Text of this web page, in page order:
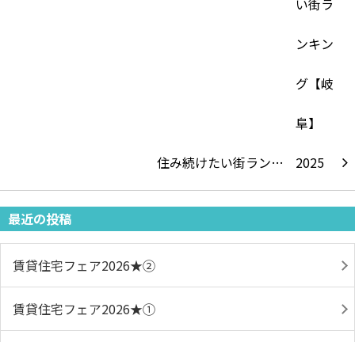
住み続けたい街ラン…
最近の投稿
賃貸住宅フェア2026★➁
賃貸住宅フェア2026★①